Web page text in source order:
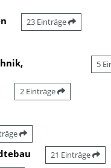
23 Einträge
5
2 Einträge
21 Einträge